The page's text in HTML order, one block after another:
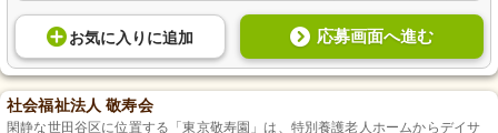
お気に入り に追加 応募画面へ進む
社会福祉法人 敬寿会
閑静な世田谷区に位置する「東京敬寿園」は、特別養護老人ホームからデイサ